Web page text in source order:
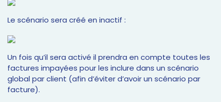
Le scénario sera créé en inactif :
Un fois qu’il sera activé il prendra en compte toutes les
factures impayées pour les inclure dans un scénario
global par client (afin d’éviter d’avoir un scénario par
facture).